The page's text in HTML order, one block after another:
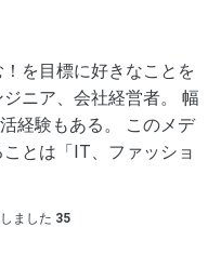
を目標に好きなことを
ニア、会社経営者。 幅
経験もある。 このメデ
とは「IT、ファッショ
ました 35